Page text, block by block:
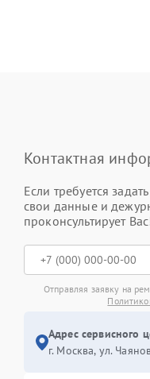
Контактная
Если требуется
свои данные и
проконсультирует
Отправляя заявку на
Адрес сервисного
г. Москва, ул.